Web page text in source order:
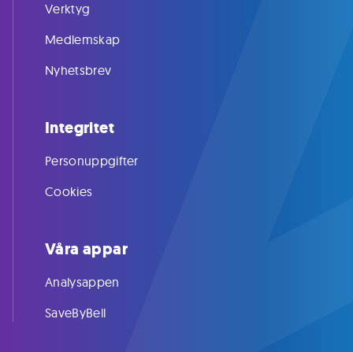
Verktyg
Medlemskap
Nyhetsbrev
Integritet
Personuppgifter
Cookies
Våra appar
Analysappen
SaveByBell